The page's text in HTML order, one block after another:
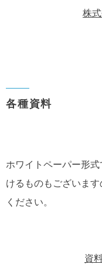
株
各種資料
ホワイトペーパー形
けるものもございま
ください。
資